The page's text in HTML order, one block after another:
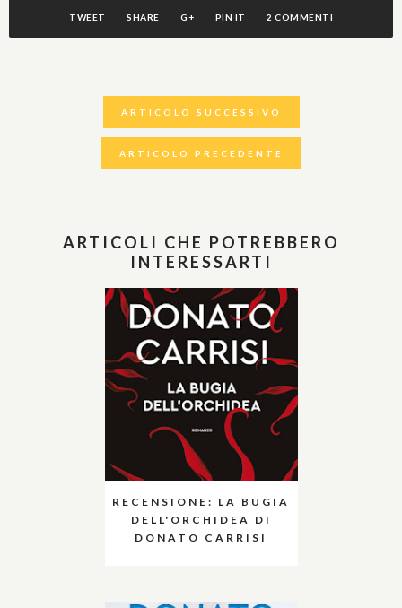
TWEET SHARE G+ PIN IT 2 COMMENTI
ARTICOLO SUCCESSIVO
ARTICOLO PRECEDENTE
ARTICOLI CHE POTREBBERO
INTERESSARTI
RECENSIONE: LA BUGIA
DELL'ORCHIDEA DI
DONATO CARRISI